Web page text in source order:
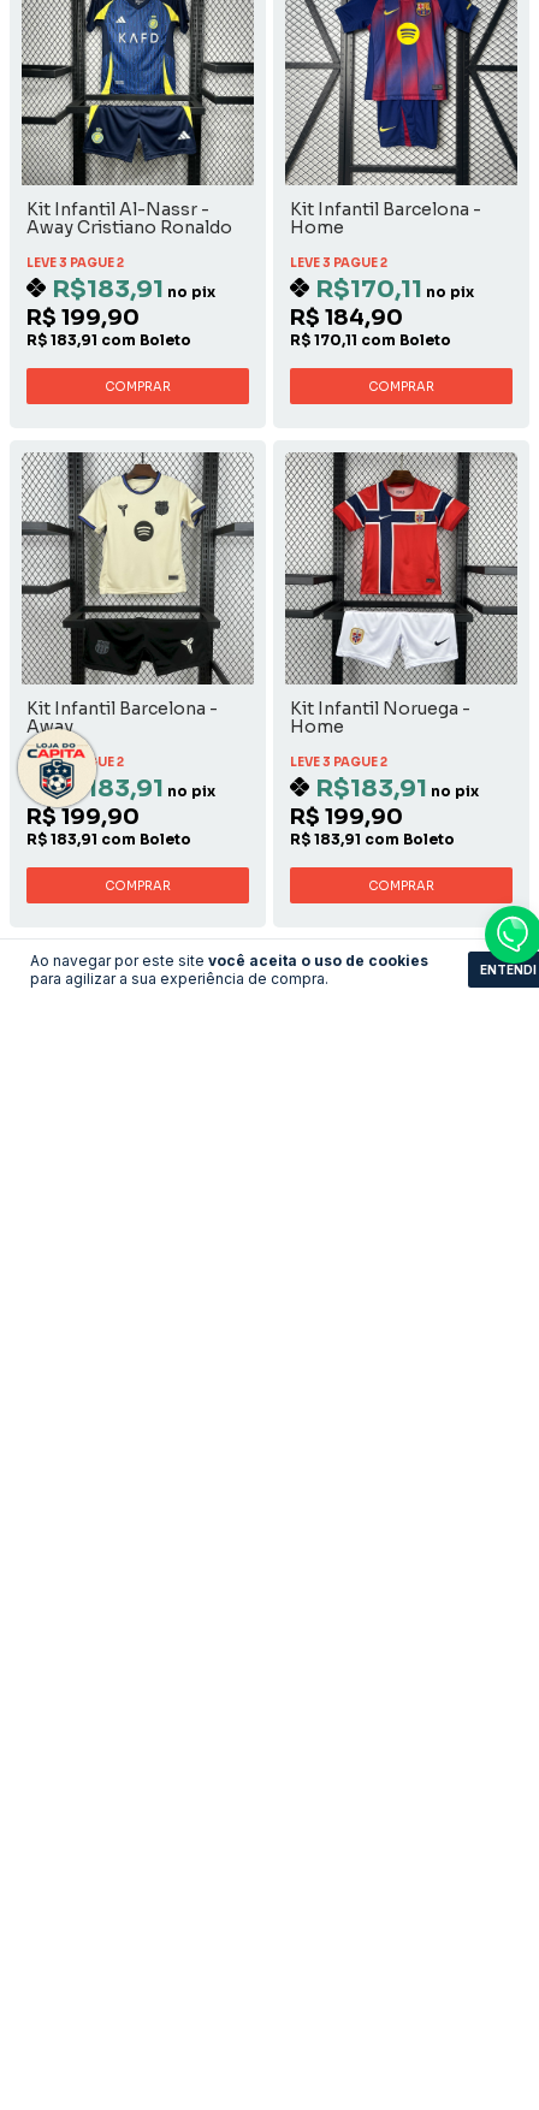
Ao navegar por este site você aceita o uso de cookies
para agilizar a sua experiência de compra.
ENTENDI
Kit Infantil Al-Nassr -
Away Cristiano Ronaldo
LEVE 3 PAGUE 2
R$183,91 no pix
R$ 199,90
R$ 183,91 com Boleto
COMPRAR
Kit Infantil Barcelona -
Home
LEVE 3 PAGUE 2
R$170,11 no pix
R$ 184,90
R$ 170,11 com Boleto
COMPRAR
Kit Infantil Barcelona -
Away
LEVE 3 PAGUE 2
R$183,91 no pix
R$ 199,90
R$ 183,91 com Boleto
COMPRAR
Kit Infantil Noruega -
Home
LEVE 3 PAGUE 2
R$183,91 no pix
R$ 199,90
R$ 183,91 com Boleto
COMPRAR